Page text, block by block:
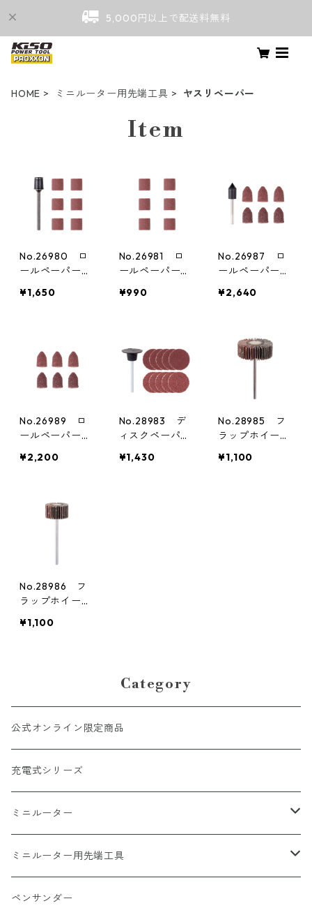
5,000円以上で配送料無料
HOME ミニルーター用先端工具 ヤスリペーパー
Item
No.26980 ロ
ールペーパー6
き）
¥1,650
No.26981 ロ
ールペーパー6
¥990
No.26987 ロ
ールペーパー6
き）
¥2,640
No.26989 ロ
ールペーパー6
¥2,200
No.28983 デ
ィスクペーパー
¥1,430
No.28985 フ
ラップホイール
¥1,100
No.28986 フ
ラップホイール
¥1,100
Category
公式オンライン限定商品
充電式シリーズ
ミニルーター
ミニルーター
ミニルーターオプション
ミニルーター用先端工具
切断
ペンサンダー